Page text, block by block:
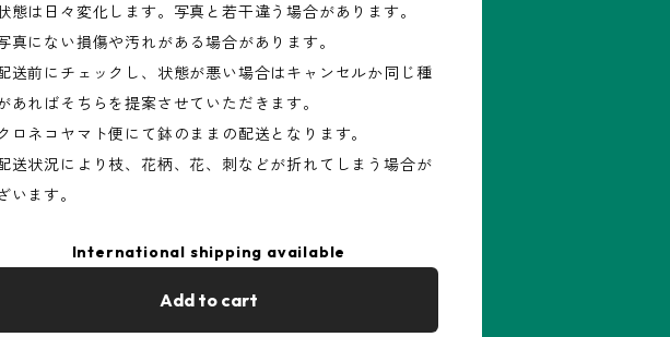
態は日々変化します。写真と若干違う場合があります。
真にない損傷や汚れがある場合があります。
送前にチェックし、状態が悪い場合はキャンセルか同じ種
あればそちらを提案させていただきます。
ロネコヤマト便にて鉢のままの配送となります。
送状況により枝、花柄、花、刺などが折れてしまう場合が
います。
International shipping available
Add to cart